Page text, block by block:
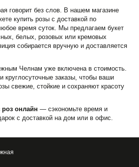
говорит без слов. В нашем магазине
купить розы с доставкой по
время суток. Мы предлагаем букет
белых, розовых или кремовых
собирается вручную и доставляется
Челнам уже включена в стоимость.
заказы, чтобы ваши
свежие, стойкие и сохраняют красоту
роз онлайн — сэкономьте время и
с доставкой на дом или в офис.